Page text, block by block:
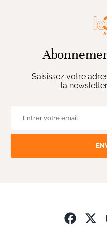
Saisissez votre
la